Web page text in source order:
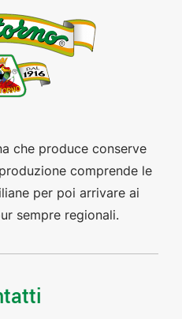
che produce conserve
comprende le
per poi arrivare ai
sempre regionali.